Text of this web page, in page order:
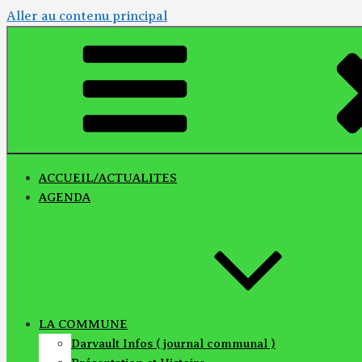
Aller au contenu principal
ACCUEIL/ACTUALITES
AGENDA
LA COMMUNE
Darvault Infos ( journal communal )